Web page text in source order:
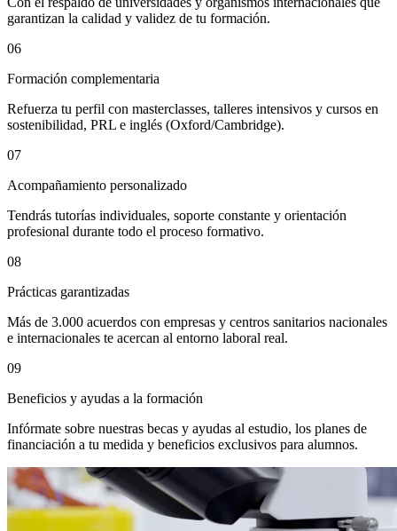
garantizan la calidad y validez de tu formación.
06
Formación complementaria
Refuerza tu perfil con masterclasses, talleres intensivos y cursos en
sostenibilidad, PRL e inglés (Oxford/Cambridge).
07
Acompañamiento personalizado
Tendrás tutorías individuales, soporte constante y orientación
profesional durante todo el proceso formativo.
08
Prácticas garantizadas
Más de 3.000 acuerdos con empresas y centros sanitarios nacionales
e internacionales te acercan al entorno laboral real.
09
Beneficios y ayudas a la formación
Infórmate sobre nuestras becas y ayudas al estudio, los planes de
financiación a tu medida y beneficios exclusivos para alumnos.